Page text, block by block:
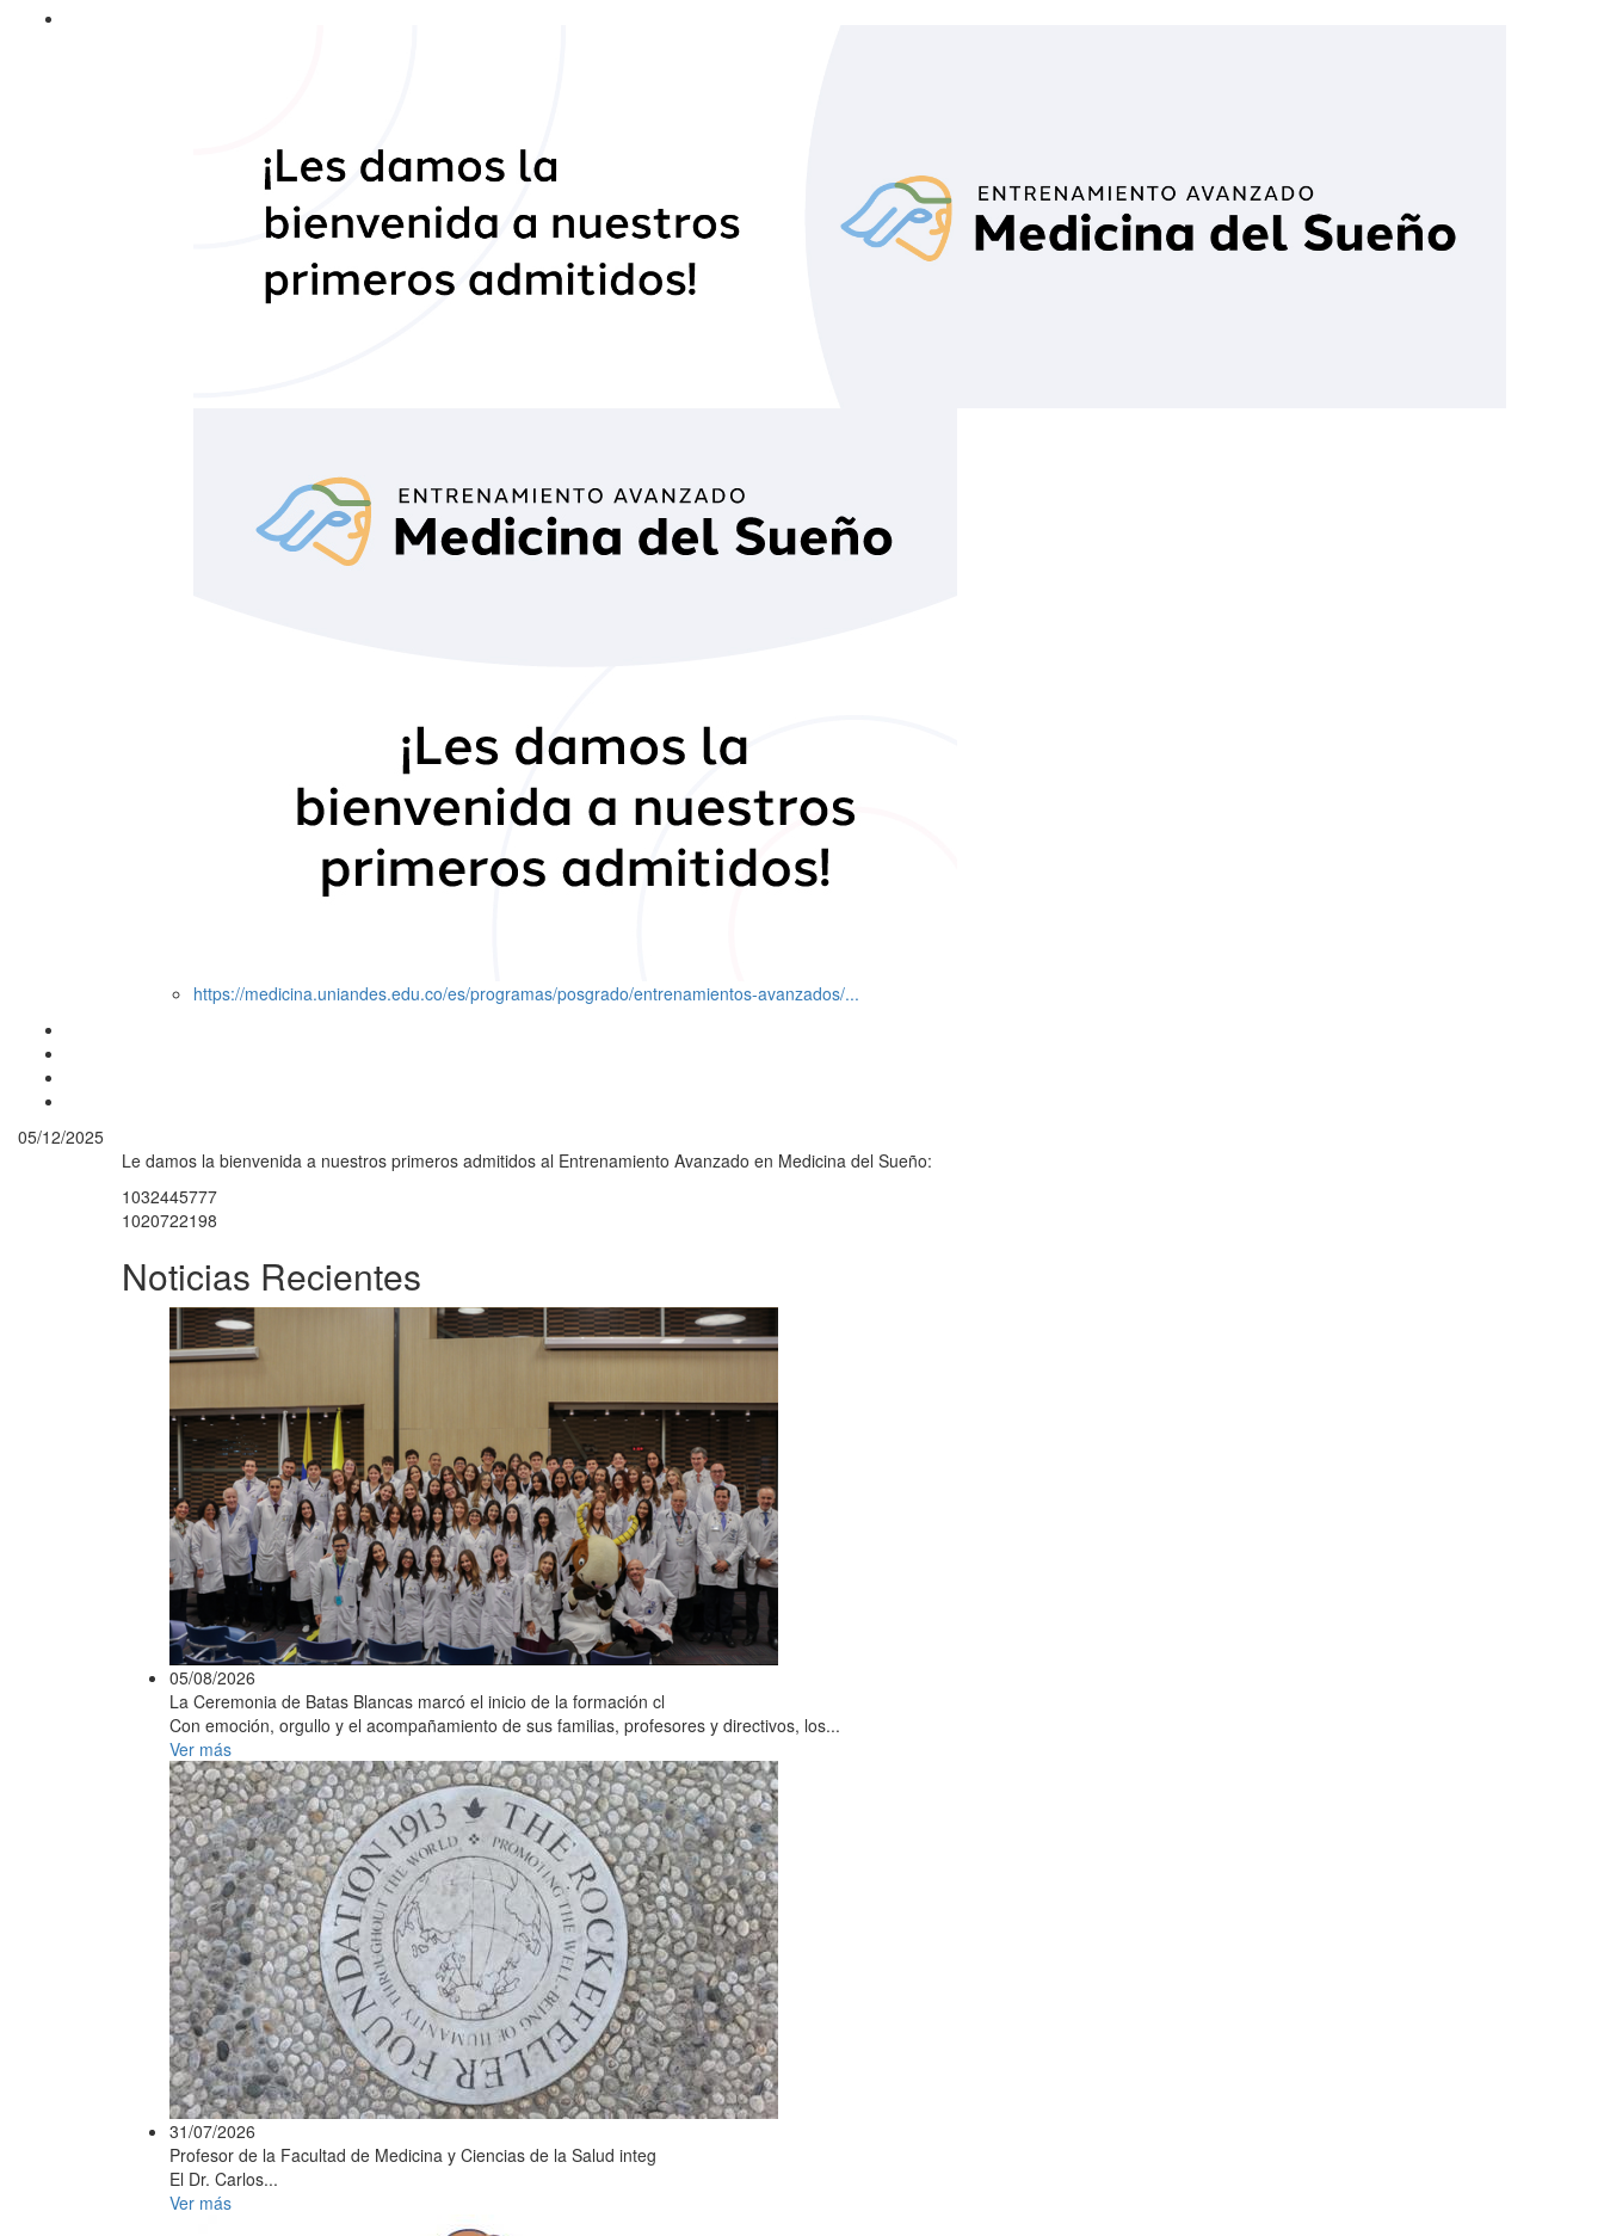
https://medicina.uniandes.edu.co/es/programas/posgrado/entrenamientos-avanzados/...
05/12/2025
Le damos la bienvenida a nuestros primeros admitidos al Entrenamiento Avanzado en Medicina del Sueño:
1032445777
1020722198
Noticias Recientes
05/08/2026
La Ceremonia de Batas Blancas marcó el inicio de la formación cl
Con emoción, orgullo y el acompañamiento de sus familias, profesores y directivos, los...
Ver más
31/07/2026
Profesor de la Facultad de Medicina y Ciencias de la Salud integ
El Dr. Carlos...
Ver más